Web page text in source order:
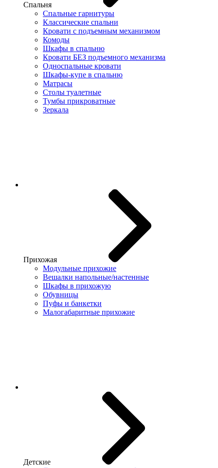
Спальня
Спальные гарнитуры
Классические спальни
Кровати с подъемным механизмом
Комоды
Шкафы в спальню
Кровати БЕЗ подъемного механизма
Односпальные кровати
Шкафы-купе в спальню
Матрасы
Столы туалетные
Тумбы прикроватные
Зеркала
Прихожая
Модульные прихожие
Вешалки напольные/настенные
Шкафы в прихожую
Обувницы
Пуфы и банкетки
Малогабаритные прихожие
Детские